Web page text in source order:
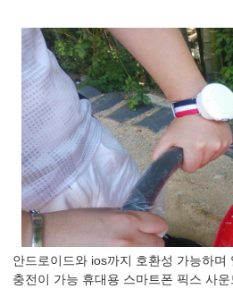
안드로이드와 ios까지 호환성 가능하며
충전이 가능 휴대용 스마트폰 픽스 사